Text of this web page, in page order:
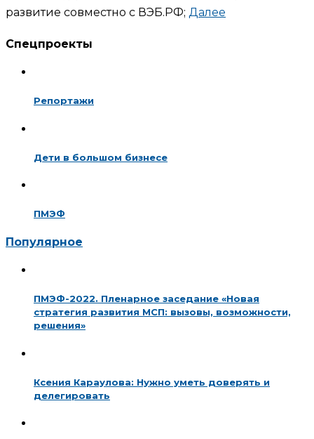
развитие совместно с ВЭБ.РФ; Далее
Спецпроекты
Репортажи
Дети в большом бизнесе
ПМЭФ
Популярное
ПМЭФ-2022. Пленарное заседание «Новая
стратегия развития МСП: вызовы, возможности,
решения»
Ксения Караулова: Нужно уметь доверять и
делегировать